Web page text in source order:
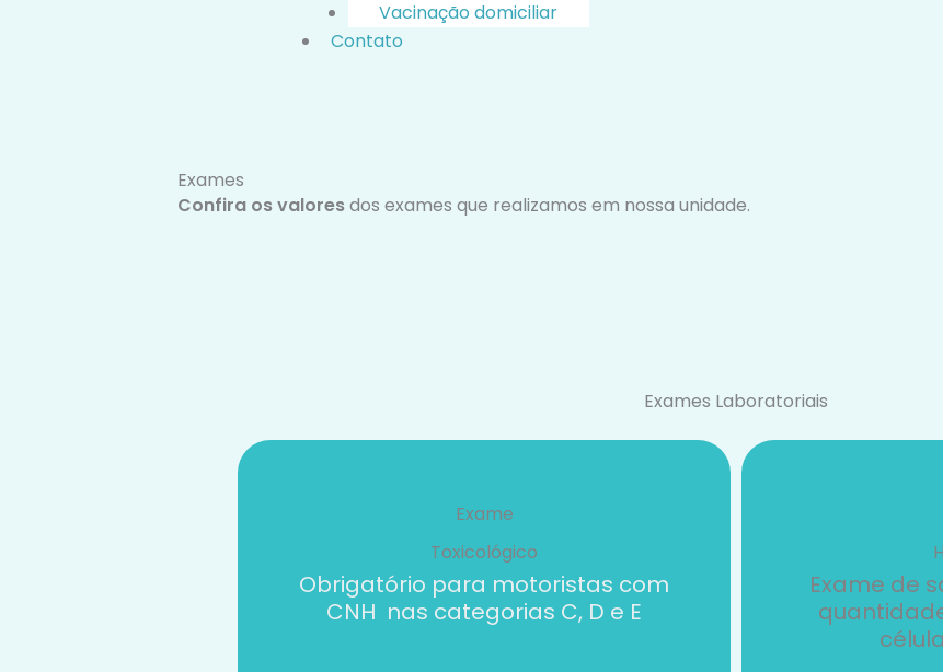
Vacinação domiciliar
Contato
Exames
Confira os valoresdos exames que realizamos em nossa unidade.
Exames Laboratoriais
Exame
Toxicológico
Obrigatório para motoristas com
CNH nas categorias C, D e E
Exame de